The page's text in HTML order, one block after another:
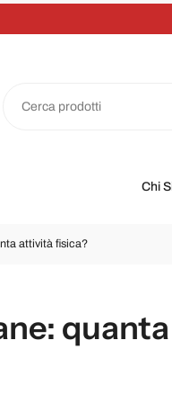
Chi
attività fisica?